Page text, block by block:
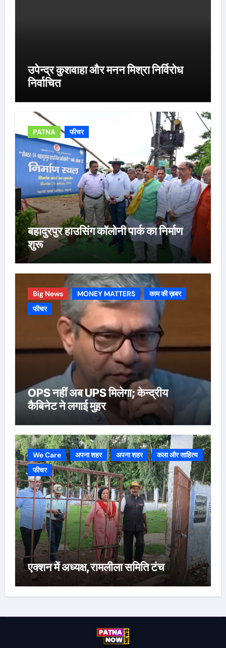
उपेन्द्र कुशवाहा और मनन मिश्रा निर्विरोध
निर्वाचित
PATNA फीचर
बहादुरपुर हाउसिंग कॉलोनी पार्क का निर्माण
शुरू
Big News MONEY MATTERS
काम की ख़बर
फीचर
OPS नहीं अब UPS मिलेगा; केन्द्रीय
कैबिनेट ने लगाई मुहर
We Care अपना शहर अपना शहर
कला और साहित्य
फीचर
एक्शन में अध्यक्ष,रामलीला समिति टंच